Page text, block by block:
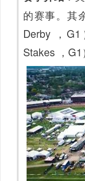
的赛事。其
Derby ，
Stakes ，G1